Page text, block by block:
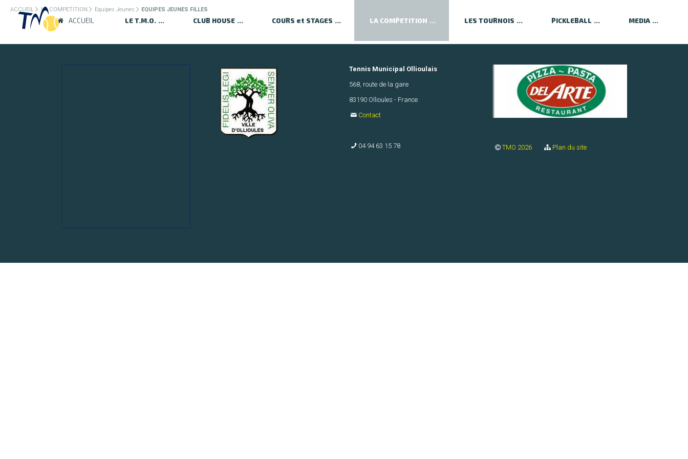
ACCUEIL LE T.M.O. CLUB HOUSE COURS et STAGES LA COMPETITION LES TOURNOIS PICKLEBALL MEDIA
ACCUEIL LA COMPETITION Equipes Jeunes EQUIPES JEUNES FILLES
Tennis Municipal Ollioulais
568, route de la gare
83190 Ollioules - France
Contact
04 94 63 15 78 TMO 2026 Plan du site